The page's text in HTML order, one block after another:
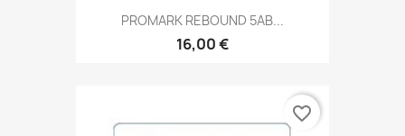
PROMARK REBOUND 5AB...
16,00 €
favorite_border